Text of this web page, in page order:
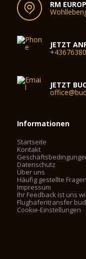
RM
JETZT
JETZT
Informationen
Startseite
Kontakt
Datenschutz
Über uns
Häufig gestellte Fragen
Impressum
Ihr Feedback ist uns
Flughafentransfer
Cookie-Einstellungen